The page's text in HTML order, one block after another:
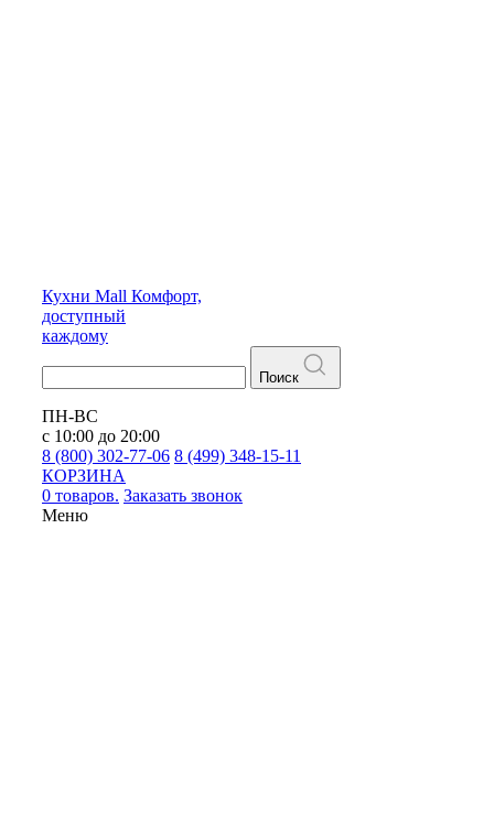
Кухни Mall Комфорт,
доступный
каждому
Поиск
ПН-ВС
с 10:00 до 20:00
8 (800) 302-77-06 8 (499) 348-15-11
КОРЗИНА
0 товаров. Заказать звонок
Меню